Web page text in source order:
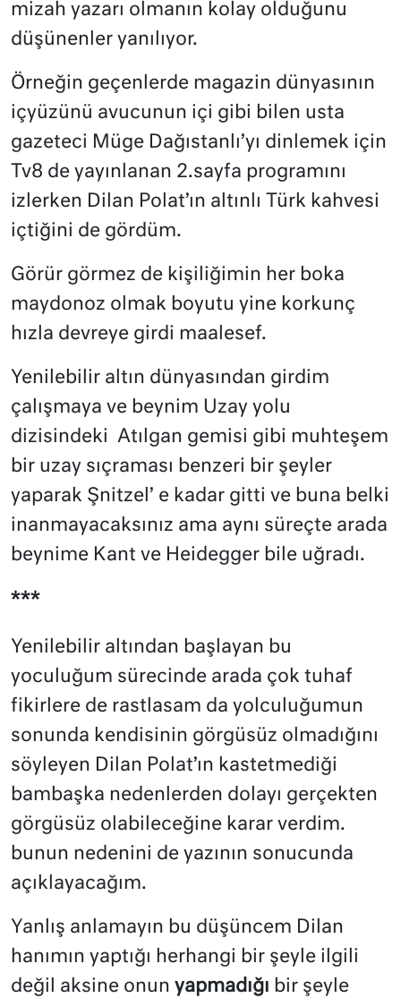
mizah yazarı olmanın kolay olduğunu
düşünenler yanılıyor.
Örneğin geçenlerde magazin dünyasının
içyüzünü avucunun içi gibi bilen usta
gazeteci Müge Dağıstanlı’yı dinlemek için
Tv8 de yayınlanan 2.sayfa programını
izlerken Dilan Polat’ın altınlı Türk kahvesi
içtiğini de gördüm.
Görür görmez de kişiliğimin her boka
maydonoz olmak boyutu yine korkunç
hızla devreye girdi maalesef.
Yenilebilir altın dünyasından girdim
çalışmaya ve beynim Uzay yolu
dizisindeki Atılgan gemisi gibi muhteşem
bir uzay sıçraması benzeri bir şeyler
yaparak Şnitzel’ e kadar gitti ve buna belki
inanmayacaksınız ama aynı süreçte arada
beynime Kant ve Heidegger bile uğradı.
***
Yenilebilir altından başlayan bu
yoculuğum sürecinde arada çok tuhaf
fikirlere de rastlasam da yolculuğumun
sonunda kendisinin görgüsüz olmadığını
söyleyen Dilan Polat’ın kastetmediği
bambaşka nedenlerden dolayı gerçekten
görgüsüz olabileceğine karar verdim.
bunun nedenini de yazının sonucunda
açıklayacağım.
Yanlış anlamayın bu düşüncem Dilan
hanımın yaptığı herhangi bir şeyle ilgili
değil aksine onun yapmadığı bir şeyle